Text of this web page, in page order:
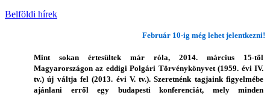
Belföldi hírek
Február 10-ig még lehet jelentkezni!
Mint sokan értesültek már róla, 2014. március 15-től
Magyarországon az eddigi Polgári Törvénykönyvet (1959. évi IV.
tv.) új váltja fel (2013. évi V. tv.). Szeretnénk tagjaink figyelmébe
ajánlani erről egy budapesti konferenciát, mely minden